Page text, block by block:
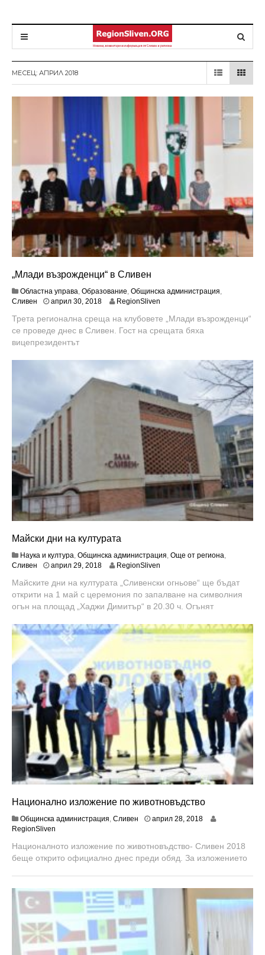
МЕСЕЦ: АПРИЛ 2018
„Млади възрожденци“ в Сливен
Областна управа, Образование, Общинска администрация,
Сливен
април 30, 2018м
й
9
0
1
8
RegionSliven
Трета регионална среща на клубовете „Млади възрожденци“
се проведе днес в Сливен. Гост на срещата бяха
вицепрезидентът
Майски дни на културата
Наука и култура, Общинска администрация, Още от региона,
Сливен
април 29, 2018м
й
9
,
0
1
8
RegionSliven
Майските дни на културата „Сливенски огньове“ ще бъдат
открити на 1 май с церемония по запалване на символния
огън на площад „Хаджи Димитър“ в 20.30 ч. Огънят
Национално изложение по животновъдство
Общинска администрация, Сливен април 28, 2018м
9
,
0
1
8
RegionSliven
Националното изложение по животновъдство- Сливен 2018
беще открито официално днес преди обяд. За изложението